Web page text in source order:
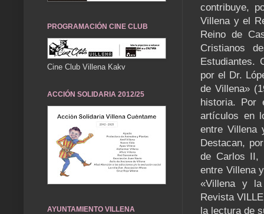
contribuye,
Villena y el
Reino de
Cristianos
Estudiantes.
por el Dr.
de Villena»
historia. Por
artículos en
entre Villena
Destacan,
de Carlos II,
entre Villena
«Villena y la
Revista
la lectura de
PROGRAMACIÓN CINE CLUB
Cine Club Villena Kakv
ACCIÓN SOLIDARIA 2012/25
AYUNTAMIENTO VILLENA